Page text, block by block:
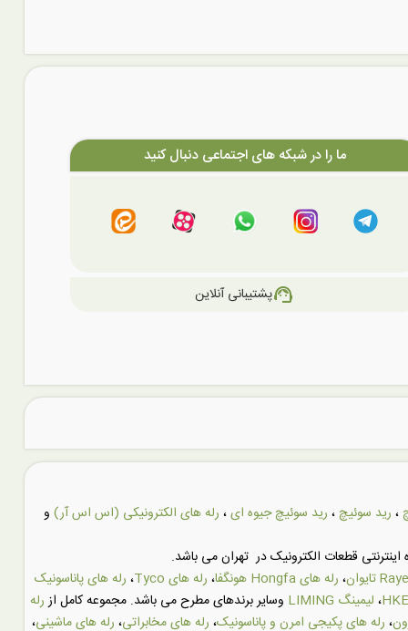
ما را در شبکه های اجتماعی دنبال کنید
support_agentپشتیبانی آنلاین
، رید سوئیچ ، رید سوئیچ جیوه ای، رله های الکترونیکی (اس اس آر) و
اینترنتی قطعات الکترونیک در تهران می باشد.
، رله های Hongfa هونگفا ، رله های Tyco ، رله های پاناسونیک
، لیمینگ LIMING وسایر برندهای مطرح می باشد. مجموعه کامل از رله
، رله های پکیجی امرن و پاناسونیک، رله های مخابراتی، رله های ماشینی،